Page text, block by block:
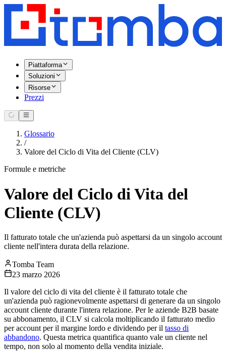
Piattaforma
Soluzioni
Risorse
Prezzi
Glossario
/
Valore del Ciclo di Vita del Cliente (CLV)
Formule e metriche
Valore del Ciclo di Vita del
Cliente (CLV)
Il fatturato totale che un'azienda può aspettarsi da un singolo account
cliente nell'intera durata della relazione.
Tomba Team
23 marzo 2026
Il valore del ciclo di vita del cliente è il fatturato totale che
un'azienda può ragionevolmente aspettarsi di generare da un singolo
account cliente durante l'intera relazione. Per le aziende B2B basate
su abbonamento, il CLV si calcola moltiplicando il fatturato medio
per account per il margine lordo e dividendo per il tasso di
abbandono. Questa metrica quantifica quanto vale un cliente nel
tempo, non solo al momento della vendita iniziale.